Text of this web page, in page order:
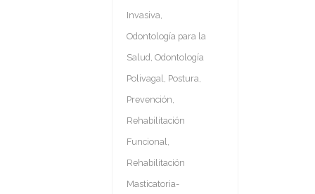
Invasiva
Odontología para la
Salud Odontología
Polivagal Postura
Prevención
Rehabilitación
Funcional
Rehabilitación
Masticatoria-